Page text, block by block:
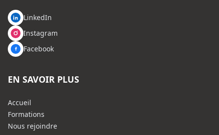
LinkedIn
Instagram
Facebook
EN SAVOIR PLUS
Accueil
Formations
Nous rejoindre